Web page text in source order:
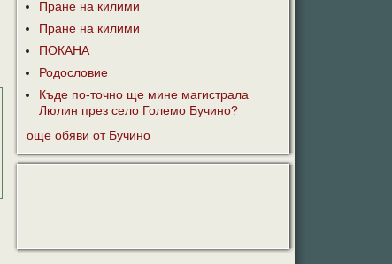
Пране на килими
Пране на килими
ПОКАНА
Родословие
Къде по-точно ще мине магистрала
Люлин през село Големо Бучино?
още обяви от Бучино